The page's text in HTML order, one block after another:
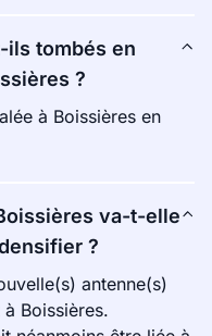
ils tombés en
?
à Boissières en
va-t-elle
?
antenne(s)
Boissières.